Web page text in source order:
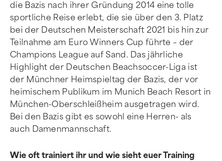
die Bazis nach ihrer Gründung 2014 eine tolle
sportliche Reise erlebt, die sie über den 3. Platz
bei der Deutschen Meisterschaft 2021 bis hin zur
Teilnahme am Euro Winners Cup führte – der
Champions League auf Sand. Das jährliche
Highlight der Deutschen Beachsoccer-Liga ist
der Münchner Heimspieltag der Bazis, der vor
heimischem Publikum im Munich Beach Resort in
München-Oberschleißheim ausgetragen wird.
Bei den Bazis gibt es sowohl eine Herren- als
auch Damenmannschaft.
Wie oft trainiert ihr und wie sieht euer Training